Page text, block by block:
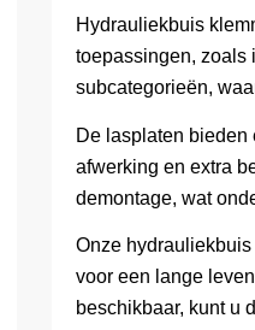
Hydrauliekbuis
toepassingen, zoals
subcategorieën,
De lasplaten bieden
afwerking en extra
demontage, wat
Onze
voor een lange
beschikbaar, kunt u